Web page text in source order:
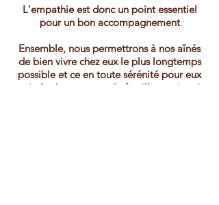
L'empathieest donc un point essentiel
pour un bon accompagnement
Ensemble, nous permettrons à nos aînés
de bien vivre chez eux le plus longtemps
possible et ce en toute sérénité pour eux
mais également pour la famille, car je sais